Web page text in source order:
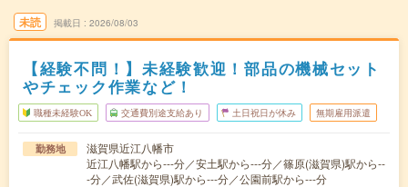
未読 掲載日 2026/08/03
【経験不問！】未経験歓迎！部品の機械セット
やチェック作業など！
職種未経験OK 交通費別途支給あり 土日祝日が休み 無期雇用派遣
勤務地
滋賀県近江八幡市
近江八幡駅から---分／安土駅から---分／篠原(滋賀県)駅から--
-分／武佐(滋賀県)駅から---分／公園前駅から---分